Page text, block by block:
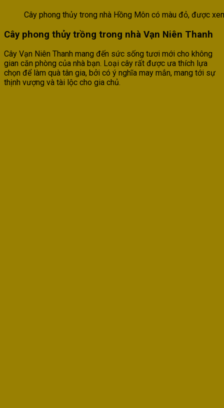
Cây phong thủy trong nhà Hồng Môn có màu đỏ, được
Cây phong thủy trồng trong nhà Vạn Niên Thanh
Cây Vạn Niên Thanh mang đến sức sống tươi mới cho không
gian căn phòng của nhà bạn. Loại cây rất được ưa thích lựa
chọn để làm quà tân gia, bởi có ý nghĩa may mắn, mang tới sự
thịnh vượng và tài lộc cho gia chủ.